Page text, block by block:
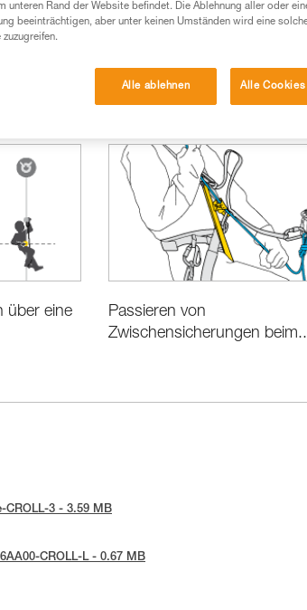
über eine
Passieren von
Zwischensicherungen
CROLL-3 - 3.59 MB
CROLL-L - 0.67 MB
unteren Rand der Website befindet. Die Ablehnung aller oder
beeinträchtigen, aber unter keinen Umständen wird eine
zuzugreifen.
Alle ablehnen Alle